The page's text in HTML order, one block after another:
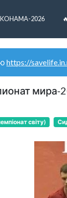
2026
https://
мира-
світу)